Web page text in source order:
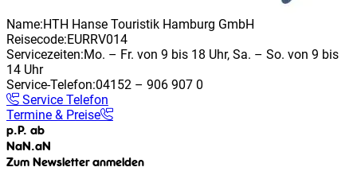
Name:HTH Hanse Touristik Hamburg GmbH
Reisecode:EURRV014
Servicezeiten:Mo. – Fr. von 9 bis 18 Uhr, Sa. – So. von 9 bis
14 Uhr
Service-Telefon:04152 – 906 907 0
Service Telefon
Termine & Preise
p.P. ab
NaN.aN
Zum Newsletter anmelden